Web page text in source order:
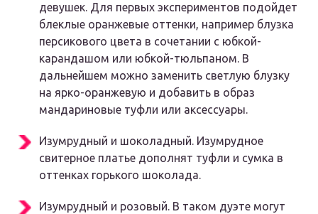
девушек. Для первых экспериментов подойдет
блеклые оранжевые оттенки, например блузка
персикового цвета в сочетании с юбкой-
карандашом или юбкой-тюльпаном. В
дальнейшем можно заменить светлую блузку
на ярко-оранжевую и добавить в образ
мандариновые туфли или аксессуары.
Изумрудный и шоколадный. Изумрудное
свитерное платье дополнят туфли и сумка в
оттенках горького шоколада.
Изумрудный и розовый. В таком дуэте могут